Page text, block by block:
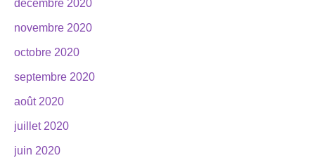
décembre 2020
novembre 2020
octobre 2020
septembre 2020
août 2020
juillet 2020
juin 2020